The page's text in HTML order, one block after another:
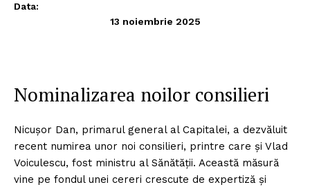
Data:
13 noiembrie 2025
Nominalizarea noilor consilieri
Nicușor Dan, primarul general al Capitalei, a dezvăluit
recent numirea unor noi consilieri, printre care și Vlad
Voiculescu, fost ministru al Sănătății. Această măsură
vine pe fondul unei cereri crescute de expertiză și